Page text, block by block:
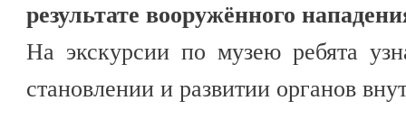
результате вооружённого
На экскурсии по музею ребята
становлении и развитии органов